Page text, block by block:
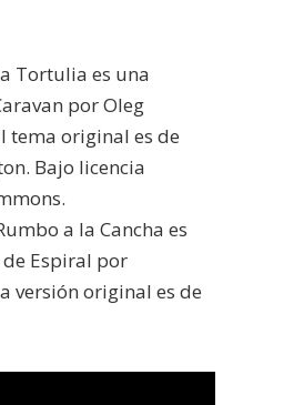
Tortulia es una
por Oleg
tema original es de
Bajo licencia
a la Cancha es
Espiral por
versión original es de